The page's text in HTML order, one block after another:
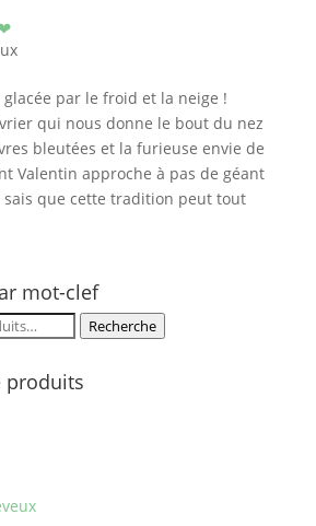
par le froid et la neige !
qui nous donne le bout du nez
bleutées et la furieuse envie de
Valentin approche à pas de géant
sais que cette tradition peut tout
mot-clef
Recherche
produits